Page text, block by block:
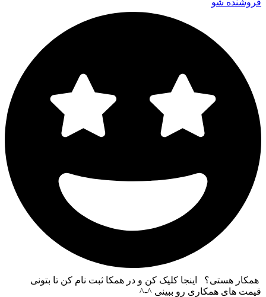
فروشنده شو
همکار هستی؟ اینجا کلیک کن و در همکا ثبت نام کن تا بتونی
قیمت های همکاری رو ببینی ^-^